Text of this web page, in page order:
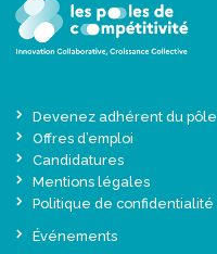
Devenez adhérent du pôle
Offres d’emploi
Candidatures
Mentions légales
Politique de confidentialité
Événements